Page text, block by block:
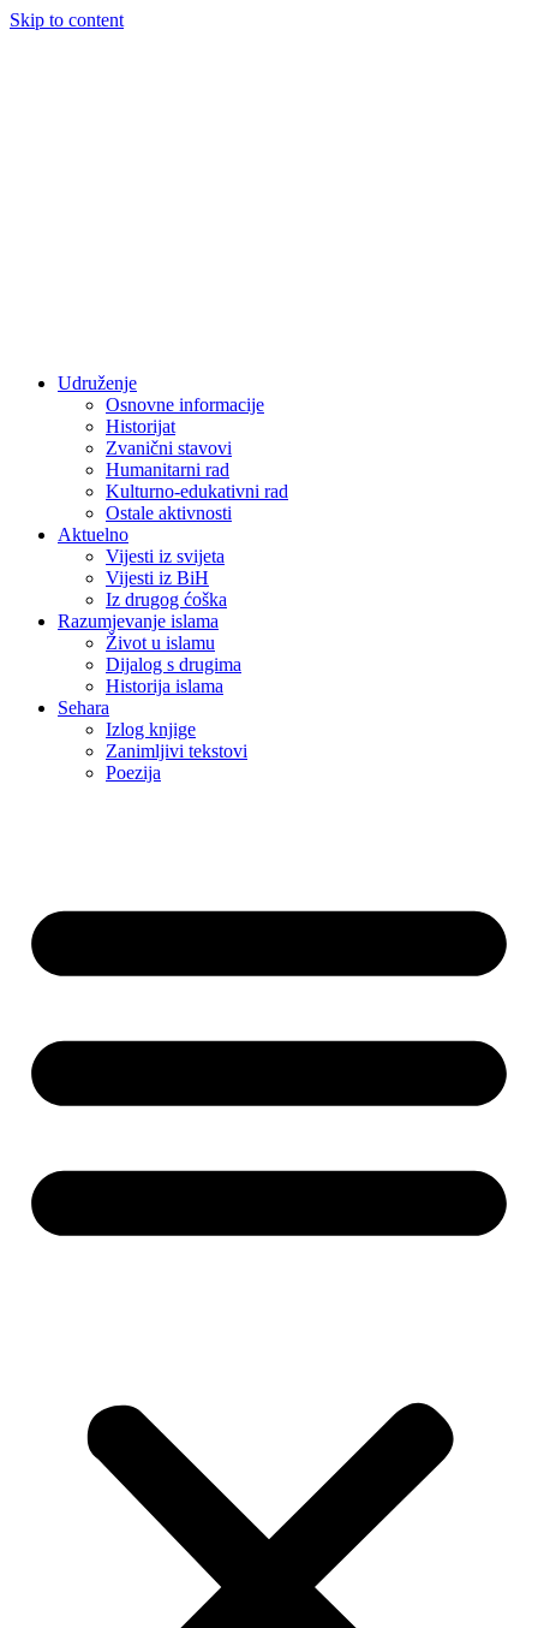
Skip to content
Udruženje
Osnovne informacije
Historijat
Zvanični stavovi
Humanitarni rad
Kulturno-edukativni rad
Ostale aktivnosti
Aktuelno
Vijesti iz svijeta
Vijesti iz BiH
Iz drugog ćoška
Razumjevanje islama
Život u islamu
Dijalog s drugima
Historija islama
Sehara
Izlog knjige
Zanimljivi tekstovi
Poezija